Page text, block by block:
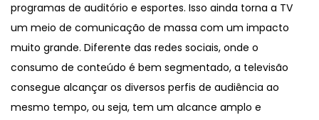
programas de auditório e esportes. Isso ainda torna a TV
um meio de comunicação de massa com um impacto
muito grande. Diferente das redes sociais, onde o
consumo de conteúdo é bem segmentado, a televisão
consegue alcançar os diversos perfis de audiência ao
mesmo tempo, ou seja, tem um alcance amplo e